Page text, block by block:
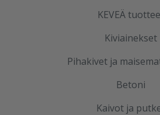
KEVEÄ
Kiviainekset
Pihakivet ja
Betoni
Kaivot ja